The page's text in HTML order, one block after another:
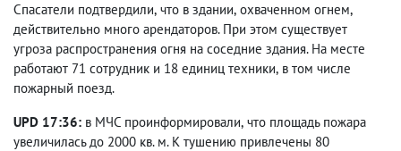
Спасатели подтвердили, что в здании, охваченном огнем,
действительно много арендаторов. При этом существует
угроза распространения огня на соседние здания. На месте
работают 71 сотрудник и 18 единиц техники, в том числе
пожарный поезд.
UPD 17:36: в МЧС проинформировали, что площадь пожара
увеличилась до 2000 кв. м. К тушению привлечены 80